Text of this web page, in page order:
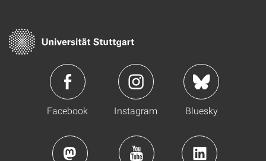
Facebook Instagram Bluesky